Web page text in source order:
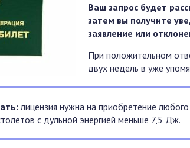
Ваш запрос будет
затем вы получите
заявление или
При положительном
двух недель в уже
лицензия нужна на приобретение
с дульной энергией меньше 7,5 Дж.